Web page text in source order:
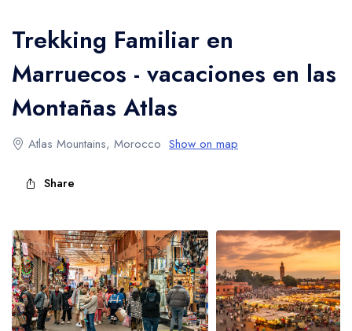
Trekking Familiar en
Marruecos - vacaciones en las
Montañas Atlas
Atlas Mountains, Morocco Show on map
Share